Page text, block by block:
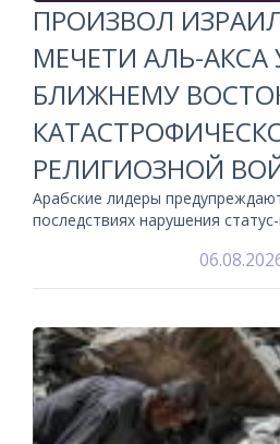
ПРОИЗВОЛ
МЕЧЕТИ АЛЬ-АКСА
БЛИЖНЕМУ
РЕЛИГИОЗНОЙ
Арабские лидеры
последствиях нарушения